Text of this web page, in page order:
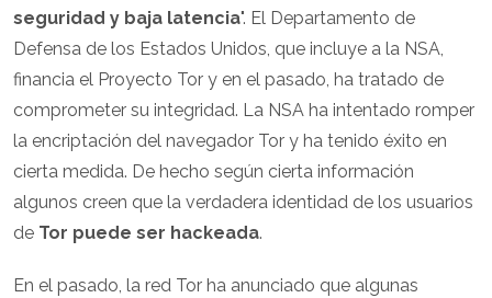
seguridad y baja latencia". El Departamento de
Defensa de los Estados Unidos, que incluye a la NSA,
financia el Proyecto Tor y en el pasado, ha tratado de
comprometer su integridad. La NSA ha intentado romper
la encriptación del navegador Tor y ha tenido éxito en
cierta medida. De hecho según cierta información
algunos creen que la verdadera identidad de los usuarios
de Tor puede ser hackeada.
En el pasado, la red Tor ha anunciado que algunas